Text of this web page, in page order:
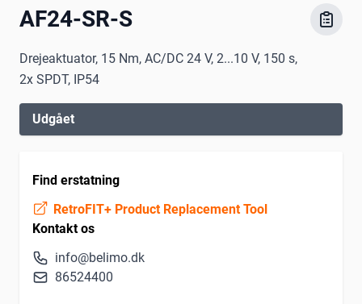
AF24-SR-S
Drejeaktuator, 15 Nm, AC/DC 24 V, 2...10 V, 150 s,
2x SPDT, IP54
Udgået
Find erstatning
RetroFIT+ Product Replacement Tool
Kontakt os
info@belimo.dk
86524400